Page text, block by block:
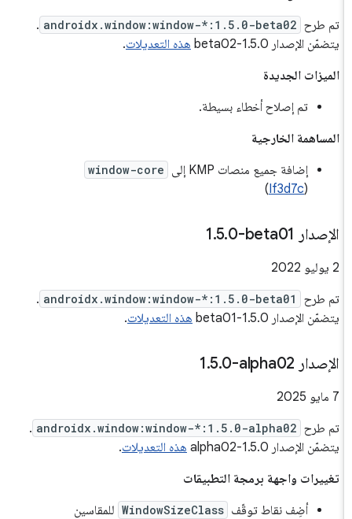
تم طرح androidx.window:window-*:1.5.0-beta02
.
يتضمّن الإصدار 1.5.0-beta02
هذه التعديلات.
الميزات الجديدة
تم إصلاح أخطاء بسيطة.
المساهمة الخارجية
إضافة جميع منصات KMP إلى
window-core
If3d7c
)
الإصدار ‎1 .5.0-beta01
تم طرح androidx.window:window-*:1.5.0-beta01
.
يتضمّن الإصدار 1.5.0-beta01
هذه التعديلات.
الإصدار ‎1 .5.0-alpha02
تم طرح androidx.window:window-*:1.5.0-alpha02
.
يتضمّن الإصدار 1.5.0-alpha02
هذه التعديلات.
تغييرات واجهة برمجة التطبيقات
أضِف نقاط توقّف WindowSizeClass للمقاسين